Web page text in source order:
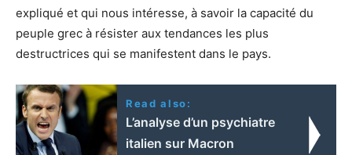
expliqué et qui nous intéresse, à savoir la capacité du
peuple grec à résister aux tendances les plus
destructrices qui se manifestent dans le pays.
Read also:
L’analyse d’un psychiatre
italien sur Macron